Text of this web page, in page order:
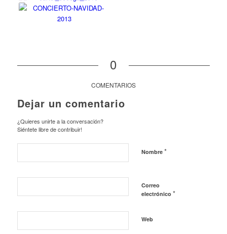
0
COMENTARIOS
Dejar un comentario
¿Quieres unirte a la conversación?
Siéntete libre de contribuir!
Nombre *
Correo
electrónico *
Web